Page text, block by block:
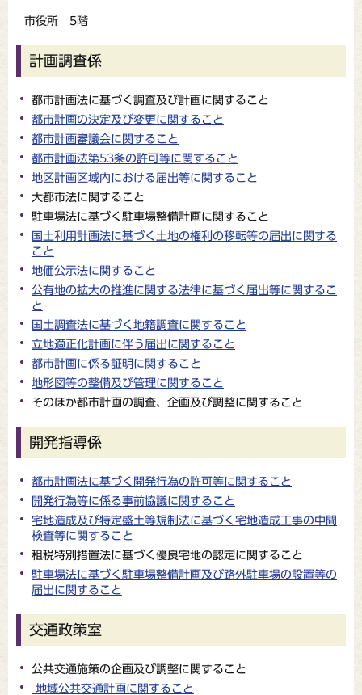
市役所 5階
計画調査係
都市計画法に基づく調査及び計画に関すること
都市計画の決定及び変更に関すること
都市計画審議会に関すること
都市計画法第53条の許可等に関すること
地区計画区域内における届出等に関すること
大都市法に関すること
駐車場法に基づく駐車場整備計画に関すること
国土利用計画法に基づく土地の権利の移転等の届出に関する
こと
地価公示法に関すること
公有地の拡大の推進に関する法律に基づく届出等に関するこ
と
国土調査法に基づく地籍調査に関すること
立地適正化計画に伴う届出に関すること
都市計画に係る証明に関すること
地形図等の整備及び管理に関すること
そのほか都市計画の調査、企画及び調整に関すること
開発指導係
都市計画法に基づく開発行為の許可等に関すること
開発行為等に係る事前協議に関すること
宅地造成及び特定盛土等規制法に基づく宅地造成工事の中間
検査等に関すること
租税特別措置法に基づく優良宅地の認定に関すること
駐車場法に基づく駐車場整備計画及び路外駐車場の設置等の
届出に関すること
交通政策室
公共交通施策の企画及び調整に関すること
地域公共交通計画に関すること